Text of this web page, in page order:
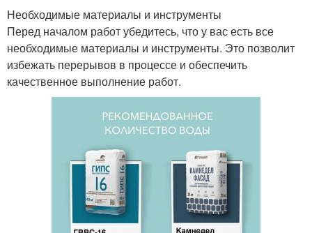
Необходимые материалы и инструменты
Перед началом работ убедитесь, что у вас есть все
необходимые материалы и инструменты. Это позволит
избежать перерывов в процессе и обеспечить
качественное выполнение работ.